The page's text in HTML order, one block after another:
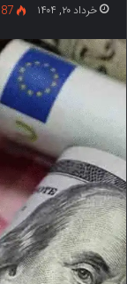
خرداد ۲۰, ۱۴۰۴ 87